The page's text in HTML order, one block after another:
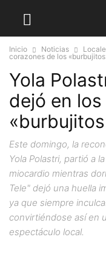
Inicio Noticias
corazones de los
Yola
dejó en
Este domingo, la
Yola Polastri, partió a
miocardio mientras
Tele" dejó una huella
ya que siempre
convirtiéndose así en
espectáculo local.